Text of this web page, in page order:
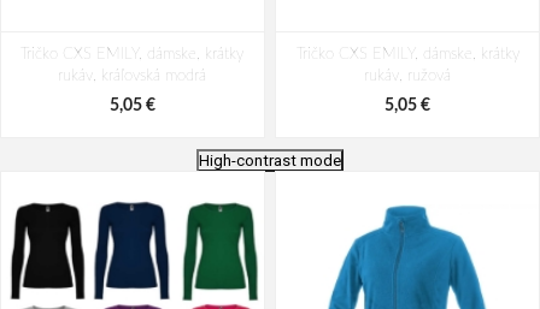
Tričko CXS EMILY, dámske, krátky
rukáv, kráľovská modrá
5,05 €
Tričko CXS EMILY, dámske, krátky
rukáv, ružová
5,05 €
High-contrast mode